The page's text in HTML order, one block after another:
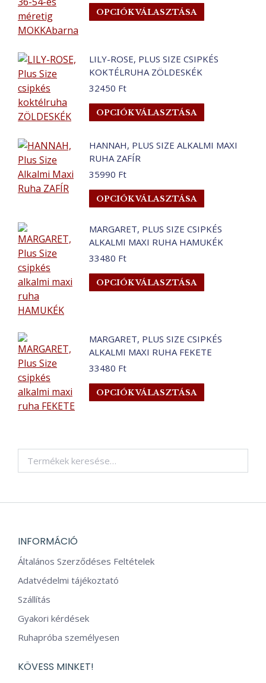
a
OPCIÓK VÁLASZTÁSA
a
több
variációja
a
választhatók
LILY-ROSE, PLUS SIZE CSIPKÉS
KOKTÉLRUHA ZÖLDESKÉK
32450 Ft
OPCIÓK VÁLASZTÁSA
a
több
változatok
a
HANNAH, PLUS SIZE ALKALMI MAXI
RUHA ZAFÍR
35990 Ft
OPCIÓK VÁLASZTÁSA
a
terméknek
több
változatok
választhatók
ki
MARGARET, PLUS SIZE CSIPKÉS
ALKALMI MAXI RUHA HAMUKÉK
33480 Ft
OPCIÓK VÁLASZTÁSA
a
variációja
van.
MARGARET, PLUS SIZE CSIPKÉS
ALKALMI MAXI RUHA FEKETE
33480 Ft
OPCIÓK VÁLASZTÁSA
a
variációja
A
a
INFORMÁCIÓ
Általános Szerződéses Feltételek
Adatvédelmi tájékoztató
Szállítás
Gyakori kérdések
Ruhapróba személyesen
KÖVESS MINKET!